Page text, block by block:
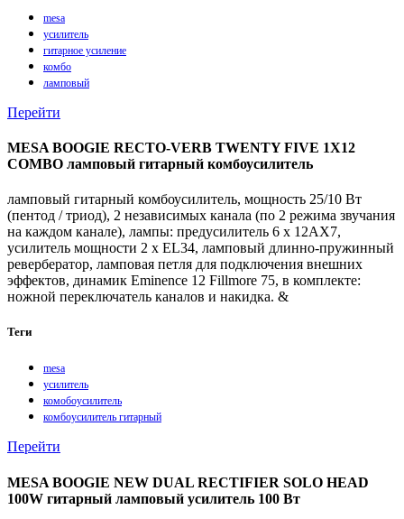
mesa
усилитель
гитарное усиление
комбо
ламповый
Перейти
MESA BOOGIE RECTO-VERB TWENTY FIVE 1X12
COMBO ламповый гитарный комбоусилитель
ламповый гитарный комбоусилитель, мощность 25/10 Вт
(пентод / триод), 2 независимых канала (по 2 режима звучания
на каждом канале), лампы: предусилитель 6 x 12AX7,
усилитель мощности 2 x EL34, ламповый длинно-пружинный
ревербератор, ламповая петля для подключения внешних
эффектов, динамик Eminence 12 Fillmore 75, в комплекте:
ножной переключатель каналов и накидка. &
Теги
mesa
усилитель
комобоусилитель
комбоусилитель гитарный
Перейти
MESA BOOGIE NEW DUAL RECTIFIER SOLO HEAD
100W гитарный ламповый усилитель 100 Вт